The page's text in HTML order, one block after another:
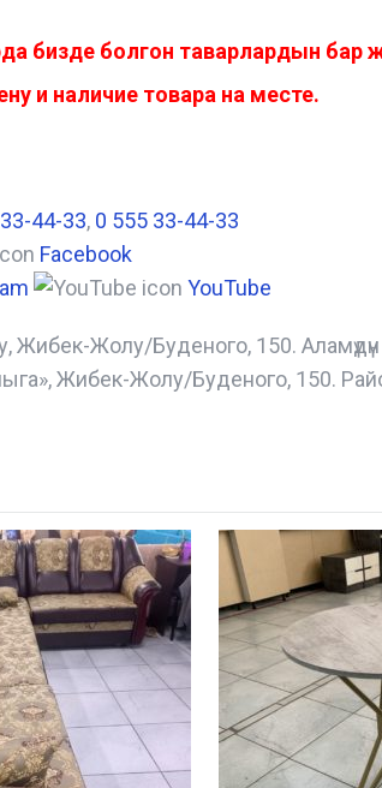
бизде болгон таварлардын
и наличие товара на месте.
44-33, 0 555 33-44-33
Facebook
YouTube
Жибек-Жолу/Буденого, 150.
Жибек-Жолу/Буденого, 150.